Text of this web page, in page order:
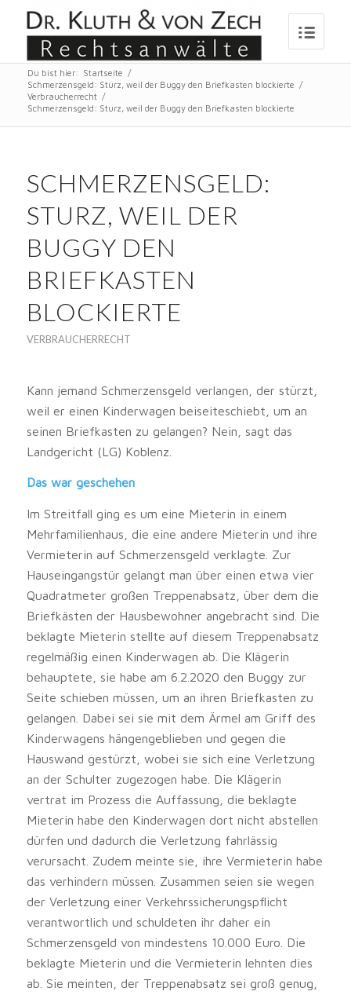
Du bist hier: Startseite
/
Schmerzensgeld: Sturz, weil der Buggy den Briefkasten blockierte
/
Verbraucherrecht /
Schmerzensgeld: Sturz, weil der Buggy den Briefkasten blockierte
SCHMERZENSGELD:
STURZ, WEIL DER
BUGGY DEN
BRIEFKASTEN
BLOCKIERTE
VERBRAUCHERRECHT
Kann jemand Schmerzensgeld verlangen, der stürzt,
weil er einen Kinderwagen beiseiteschiebt, um an
seinen Briefkasten zu gelangen? Nein, sagt das
Landgericht (LG) Koblenz.
Das war geschehen
Im Streitfall ging es um eine Mieterin in einem
Mehrfamilienhaus, die eine andere Mieterin und ihre
Vermieterin auf Schmerzensgeld verklagte. Zur
Hauseingangstür gelangt man über einen etwa vier
Quadratmeter großen Treppenabsatz, über dem die
Briefkästen der Hausbewohner angebracht sind. Die
beklagte Mieterin stellte auf diesem Treppenabsatz
regelmäßig einen Kinderwagen ab. Die Klägerin
behauptete, sie habe am 6.2.2020 den Buggy zur
Seite schieben müssen, um an ihren Briefkasten zu
gelangen. Dabei sei sie mit dem Ärmel am Griff des
Kinderwagens hängengeblieben und gegen die
Hauswand gestürzt, wobei sie sich eine Verletzung
an der Schulter zugezogen habe. Die Klägerin
vertrat im Prozess die Auffassung, die beklagte
Mieterin habe den Kinderwagen dort nicht abstellen
dürfen und dadurch die Verletzung fahrlässig
verursacht. Zudem meinte sie, ihre Vermieterin habe
das verhindern müssen. Zusammen seien sie wegen
der Verletzung einer Verkehrssicherungspflicht
verantwortlich und schuldeten ihr daher ein
Schmerzensgeld von mindestens 10.000 Euro. Die
beklagte Mieterin und die Vermieterin lehnten dies
ab. Sie meinten, der Treppenabsatz sei groß genug,